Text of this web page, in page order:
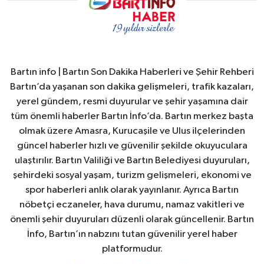
Bartın info | Bartın Son Dakika Haberleri ve Şehir Rehberi
Bartın’da yaşanan son dakika gelişmeleri, trafik kazaları,
yerel gündem, resmi duyurular ve şehir yaşamına dair
tüm önemli haberler Bartın İnfo’da. Bartın merkez başta
olmak üzere Amasra, Kurucaşile ve Ulus ilçelerinden
güncel haberler hızlı ve güvenilir şekilde okuyuculara
ulaştırılır. Bartın Valiliği ve Bartın Belediyesi duyuruları,
şehirdeki sosyal yaşam, turizm gelişmeleri, ekonomi ve
spor haberleri anlık olarak yayınlanır. Ayrıca Bartın
nöbetçi eczaneler, hava durumu, namaz vakitleri ve
önemli şehir duyuruları düzenli olarak güncellenir. Bartın
İnfo, Bartın’ın nabzını tutan güvenilir yerel haber
platformudur.